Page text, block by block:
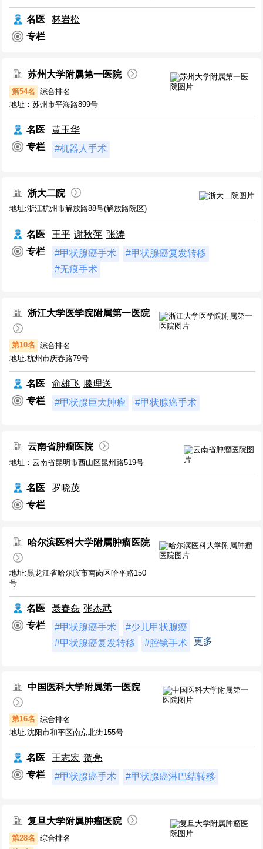
名医
林岩松
专栏
苏州大学附属第一医院
第54名 综合排名
地址：苏州市平海路899号
名医
黄玉华
专栏
#机器人手术
浙大二院
地址:浙江杭州市解放路88号(解放路院区)
名医 王平 谢秋萍 张涛
专栏
#甲状腺癌手术
#甲状腺癌复发转移
#无痕手术
浙江大学医学院附属第一医院
第10名 综合排名
地址:杭州市庆春路79号
名医 俞雄飞 滕理送
专栏
#甲状腺巨大肿瘤 #甲状腺癌手术
云南省肿瘤医院
地址：云南省昆明市西山区昆州路519号
名医
罗晓茂
专栏
哈尔滨医科大学附属肿瘤医院
地址:黑龙江省哈尔滨市南岗区哈平路150
号
名医 聂春磊 张杰武
专栏
#甲状腺癌手术
#少儿甲状腺癌
#甲状腺癌复发转移
#腔镜手术 更多
中国医科大学附属第一医院
第16名 综合排名
地址:沈阳市和平区南京北街155号
名医 王志宏 贺亮
专栏
#甲状腺癌手术 #甲状腺癌淋巴结转移
复旦大学附属肿瘤医院
第28名 综合排名